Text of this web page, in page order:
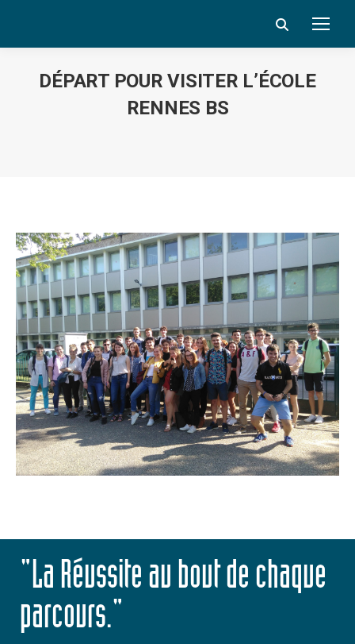
Search:
DÉPART POUR VISITER L’ÉCOLE
RENNES BS
"La Réussite au bout de chaque
parcours."